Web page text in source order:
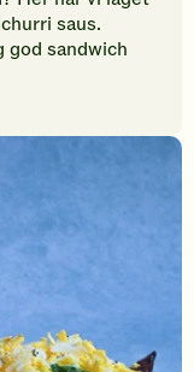
saus.
god sandwich